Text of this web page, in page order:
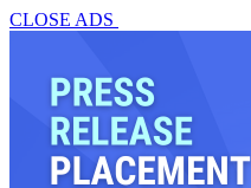
CLOSE ADS